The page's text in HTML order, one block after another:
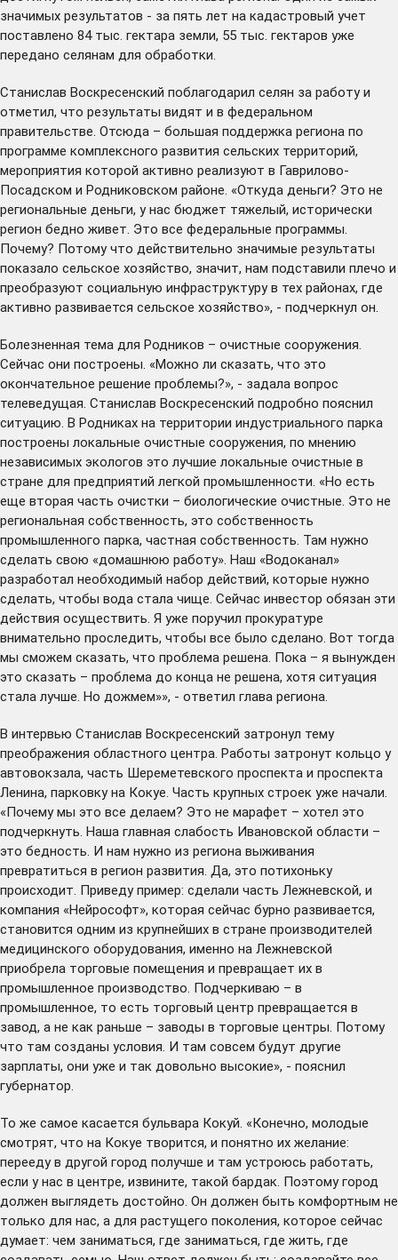
значимых результатов - за пять лет на кадастровый учет
поставлено 84 тыс. гектара земли, 55 тыс. гектаров уже
передано селянам для обработки.
Станислав Воскресенский поблагодарил селян за работу и
отметил, что результаты видят и в федеральном
правительстве. Отсюда – большая поддержка региона по
программе комплексного развития сельских территорий,
мероприятия которой активно реализуют в Гаврилово-
Посадском и Родниковском районе. «Откуда деньги? Это не
региональные деньги, у нас бюджет тяжелый, исторически
регион бедно живет. Это все федеральные программы.
Почему? Потому что действительно значимые результаты
показало сельское хозяйство, значит, нам подставили плечо и
преобразуют социальную инфраструктуру в тех районах, где
активно развивается сельское хозяйство», - подчеркнул он.
Болезненная тема для Родников – очистные сооружения.
Сейчас они построены. «Можно ли сказать, что это
окончательное решение проблемы?», - задала вопрос
телеведущая. Станислав Воскресенский подробно пояснил
ситуацию. В Родниках на территории индустриального парка
построены локальные очистные сооружения, по мнению
независимых экологов это лучшие локальные очистные в
стране для предприятий легкой промышленности. «Но есть
еще вторая часть очистки – биологические очистные. Это не
региональная собственность, это собственность
промышленного парка, частная собственность. Там нужно
сделать свою «домашнюю работу». Наш «Водоканал»
разработал необходимый набор действий, которые нужно
сделать, чтобы вода стала чище. Сейчас инвестор обязан эти
действия осуществить. Я уже поручил прокуратуре
внимательно проследить, чтобы все было сделано. Вот тогда
мы сможем сказать, что проблема решена. Пока – я вынужден
это сказать – проблема до конца не решена, хотя ситуация
стала лучше. Но дожмем»», - ответил глава региона.
В интервью Станислав Воскресенский затронул тему
преображения областного центра. Работы затронут кольцо у
автовокзала, часть Шереметевского проспекта и проспекта
Ленина, парковку на Кокуе. Часть крупных строек уже начали.
«Почему мы это все делаем? Это не марафет – хотел это
подчеркнуть. Наша главная слабость Ивановской области –
это бедность. И нам нужно из региона выживания
превратиться в регион развития. Да, это потихоньку
происходит. Приведу пример: сделали часть Лежневской, и
компания «Нейрософт», которая сейчас бурно развивается,
становится одним из крупнейших в стране производителей
медицинского оборудования, именно на Лежневской
приобрела торговые помещения и превращает их в
промышленное производство. Подчеркиваю – в
промышленное, то есть торговый центр превращается в
завод, а не как раньше – заводы в торговые центры. Потому
что там созданы условия. И там совсем будут другие
зарплаты, они уже и так довольно высокие», - пояснил
губернатор.
То же самое касается бульвара Кокуй. «Конечно, молодые
смотрят, что на Кокуе творится, и понятно их желание:
перееду в другой город получше и там устроюсь работать,
если у нас в центре, извините, такой бардак. Поэтому город
должен выглядеть достойно. Он должен быть комфортным не
только для нас, а для растущего поколения, которое сейчас
думает: чем заниматься, где заниматься, где жить, где